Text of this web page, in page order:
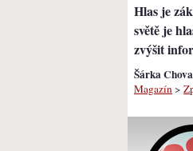
Hlas je
světě je
zvýšit
Šárka
Magazín >